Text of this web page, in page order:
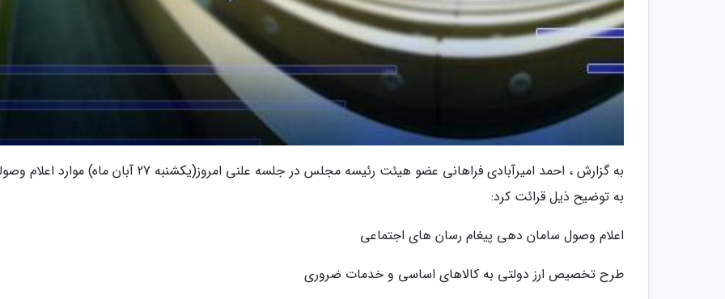
به گزارش ، احمد امیرآبادی فراهانی عضو هیئت رئیسه مجلس در جلسه علنی امروز(یکشنبه 27 آبان ماه)
به توضیح ذیل قرائت کرد:
اعلام وصول سامان دهی پیغام رسان های اجتماعی
طرح تخصیص ارز دولتی به کالاهای اساسی و خدمات ضروری